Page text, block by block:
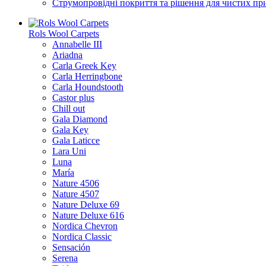
Струмопровідні покриття та рішення для чистих
Rols Wool Carpets
Annabelle III
Ariadna
Carla Greek Key
Carla Herringbone
Carla Houndstooth
Castor plus
Chill out
Gala Diamond
Gala Key
Gala Laticce
Lara Uni
Luna
María
Nature 4506
Nature 4507
Nature Deluxe 69
Nature Deluxe 616
Nordica Chevron
Nordica Classic
Sensación
Serena